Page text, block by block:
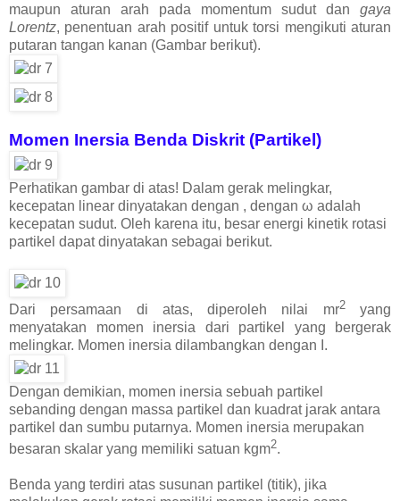
maupun aturan arah pada momentum sudut dan gaya
Lorentz, penentuan arah positif untuk torsi mengikuti aturan
putaran tangan kanan (Gambar berikut).
Momen Inersia Benda Diskrit (Partikel)
Perhatikan gambar di atas! Dalam gerak melingkar,
kecepatan linear dinyatakan dengan , dengan ω adalah
kecepatan sudut. Oleh karena itu, besar energi kinetik rotasi
partikel dapat dinyatakan sebagai berikut.
Dari persamaan di atas, diperoleh nilai mr2yang
menyatakan momen inersia dari partikel yang bergerak
melingkar. Momen inersia dilambangkan dengan I.
Dengan demikian, momen inersia sebuah partikel
sebanding dengan massa partikel dan kuadrat jarak antara
partikel dan sumbu putarnya. Momen inersia merupakan
besaran skalar yang memiliki satuan kgm2.
Benda yang terdiri atas susunan partikel (titik), jika